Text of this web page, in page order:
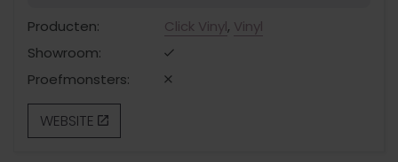
Producten:
Click Vinyl, Vinyl
Showroom:
Proefmonsters:
WEBSITE